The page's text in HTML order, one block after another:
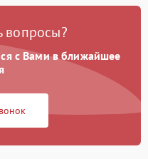
вопросы?
с Вами в ближайшее